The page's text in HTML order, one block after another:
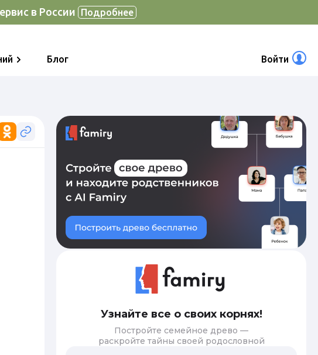
в России Подробнее
Блог Войти
Узнайте все о своих корнях!
Постройте семейное древо —
раскройте тайны своей родословной